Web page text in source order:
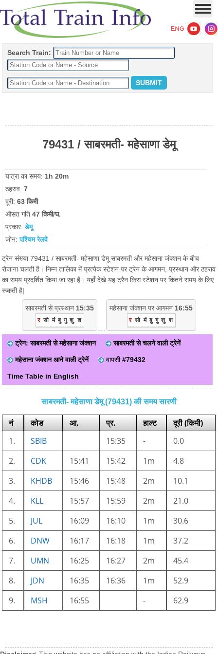
Search Train:
79431 / साबरमती- महेसाणा डेमू
यात्रा का समय: 1h 20m
ठहराव:7
दूरी:63 किमी
औसत गति47 किमी/घ.
प्रकार:डेमू
जोन:पश्चिम रेलवे
ट्रेन संख्या 79431 / साबरमती- महेसाणा डेमू साबरमती और महेसाना जंक्शन के बीच
रोजाना चलती है। निम्न तालिका में प्रत्येक स्टेशन पर ट्रेन के आगमन, प्रस्थान और ठहराव
का समय प्रदर्शित किया जा रहा है। यहाँ देखे यह ट्रैन किस स्टेशन पर कितने समय के लिए
रूकती है|
साबरमती से प्रस्थान 15:35
र सो मं बु गु शु श
महेसाना जंक्शन पर आगमन 16:55
र सो मं बु गु शु श
ट्रेन: साबरमती से महेसाना जंक्शन साबरमती से चलने वाली ट्रेनें
महेसाना जंक्शन आने वाली ट्रेनें वापसी#79432
Time Table in English
साबरमती- महेसाणा डेमू (79431) की समय सारणी
नं कोड आ. प्र. हाल्ट
दूरी (किमी)
1.
SBIB 15:35 -
0.0
2.
CDK 15:41 15:42 1m
4.8
3.
KHDB 15:46 15:48 2m
10.1
4.
KLL 15:57 15:59 2m
21.0
5.
JUL 16:09 16:10 1m
30.6
6.
DNW 16:17 16:18 1m
37.2
7.
UMN 16:25 16:27 2m
45.4
8.
JDN 16:35 16:36 1m
52.9
9.
MSH 16:55 - 62.9